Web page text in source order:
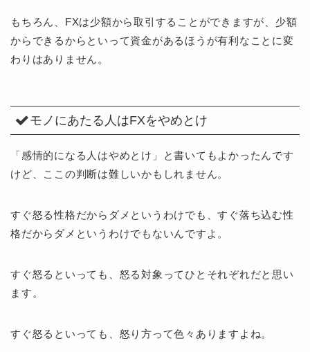
もちろん、FXは少額から取引することができますが、少額
からできるからといって資金があるほうが有利なことに変
わりはありません。
モノにあたる人はFXをやめとけ
「感情的になる人はやめとけ」と書いてもよかったんです
けど、ここの判断は難しいかもしれません。
すぐ怒る性格だからダメというわけでも、すぐ落ち込む性
格だからダメというわけでもないんですよ。
すぐ怒るといっても、怒る対象ってひとそれぞれだと思い
ます。
すぐ怒るといっても、怒り方って色々ありますよね。